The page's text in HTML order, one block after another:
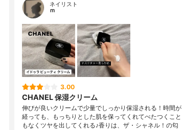
ネイリスト
ｍ
3.00
CHANEL 保湿クリーム
伸びが良いクリームで少量でしっかり保湿される！時間が
経っても、もっちりとした肌を保ってくれてべたつくこと
もなくツヤを出してくれる♪香りは、ザ・シャネル！の匂